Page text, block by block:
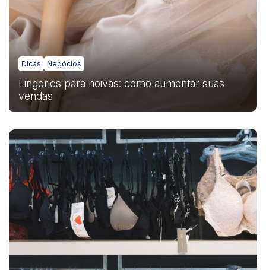
Dicas Negócios
Lingeries para noivas: como aumentar suas
vendas